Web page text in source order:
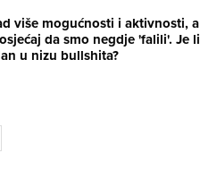
više mogućnosti i aktivnosti, a
da smo negdje 'falili'. Je li
u nizu bullshita?